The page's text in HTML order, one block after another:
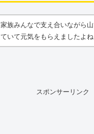
家族みんなで支え合いながら
ていて元気をもらえましたよね
スポンサーリンク